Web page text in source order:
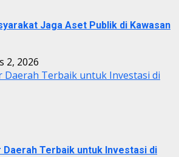
Jaga Aset Publik di Kawasan
2, 2026
Daerah Terbaik untuk Investasi di
Daerah Terbaik untuk Investasi di